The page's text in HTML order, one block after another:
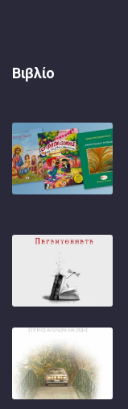
Βιβλίο